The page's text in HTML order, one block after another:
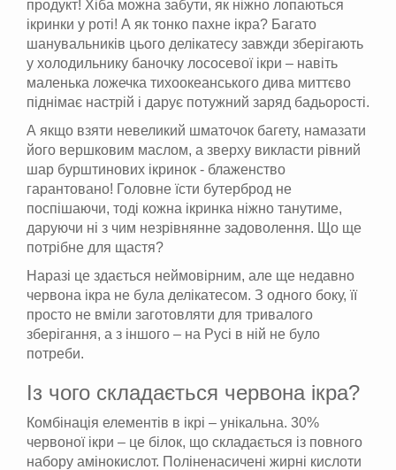
продукт! Хіба можна забути, як ніжно лопаються
ікринки у роті! А як тонко пахне ікра? Багато
шанувальників цього делікатесу завжди зберігають
у холодильнику баночку лососевої ікри – навіть
маленька ложечка тихоокеанського дива миттєво
піднімає настрій і дарує потужний заряд бадьорості.
А якщо взяти невеликий шматочок багету, намазати
його вершковим маслом, а зверху викласти рівний
шар бурштинових ікринок - блаженство
гарантовано! Головне їсти бутерброд не
поспішаючи, тоді кожна ікринка ніжно танутиме,
даруючи ні з чим незрівнянне задоволення. Що ще
потрібне для щастя?
Наразі це здається неймовірним, але ще недавно
червона ікра не була делікатесом. З одного боку, її
просто не вміли заготовляти для тривалого
зберігання, а з іншого – на Русі в ній не було
потреби.
Із чого складається червона ікра?
Комбінація елементів в ікрі – унікальна. 30%
червоної ікри – це білок, що складається із повного
набору амінокислот. Поліненасичені жирні кислоти